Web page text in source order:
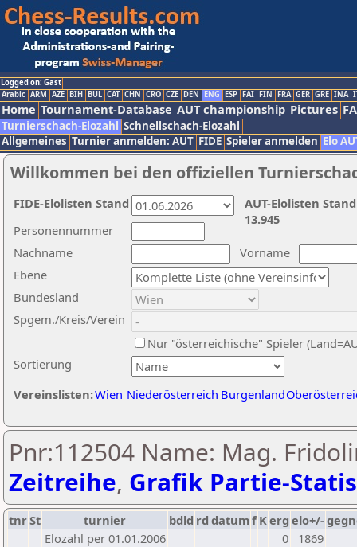
Logged on: Gast
Arabic ARM AZE BIH BUL CAT CHN CRO CZE DEN ENG ESP FAI FIN FRA GER GRE INA
Home Tournament-Database AUT championship Pictures
Turnierschach-Elozahl Schnellschach-Elozahl
Allgemeines Turnier anmelden: AUT FIDE Spieler anmelden Elo
Willkommen bei den offiziellen
Nachname
Vorname
Ebene
Sortierung
Personennummer
Bundesland
Spgem./Kreis/Verein
Nur "österreichische" Spieler
Vereinslisten:Wien Niederösterreich Burgenland
AUT-Elolisten
13.945
FIDE-Elolisten Stand
Pnr:112504 Name: Mag.
Zeitreihe, Grafik Partie-
tnrSt turnier bdld rd datumf Kerg elo+/-
Elozahl per 01.01.2006
0
1869